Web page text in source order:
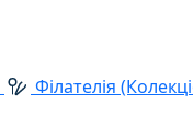
Філателія